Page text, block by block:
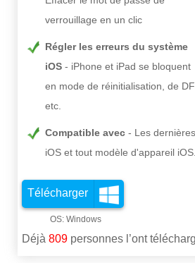
verrouillage en un clic
Régler les erreurs du système
iOS
iPhone et iPad se bloquent
en mode de réinitialisation, de
etc.
Compatible avec
Les
iOS et tout modèle d'appareil iOS.
Télécharger
Déjà 809 personnes l’ont